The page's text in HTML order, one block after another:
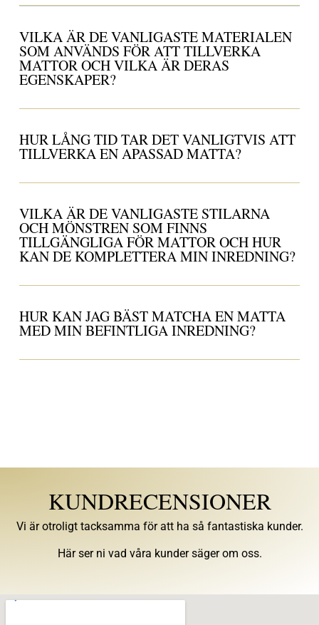
VILKA ÄR DE VANLIGASTE MATERIALEN
SOM ANVÄNDS FÖR ATT TILLVERKA
MATTOR OCH VILKA ÄR DERAS
EGENSKAPER?
HUR LÅNG TID TAR DET VANLIGTVIS ATT
TILLVERKA EN APASSAD MATTA?
VILKA ÄR DE VANLIGASTE STILARNA
OCH MÖNSTREN SOM FINNS
TILLGÄNGLIGA FÖR MATTOR OCH HUR
KAN DE KOMPLETTERA MIN INREDNING?
HUR KAN JAG BÄST MATCHA EN MATTA
MED MIN BEFINTLIGA INREDNING?
KUNDRECENSIONER
Vi är otroligt tacksamma för att ha så fantastiska kunder.
Här ser ni vad våra kunder säger om oss.